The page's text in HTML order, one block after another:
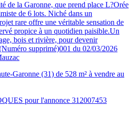
de la Garonne, que prend place L?Orée
de 6 lots. Niché dans un
rare offre une véritable sensation de
propice à un quotidien paisible.Un
bois et rivière, pour devenir
supprimé)001 du 02/03/2026